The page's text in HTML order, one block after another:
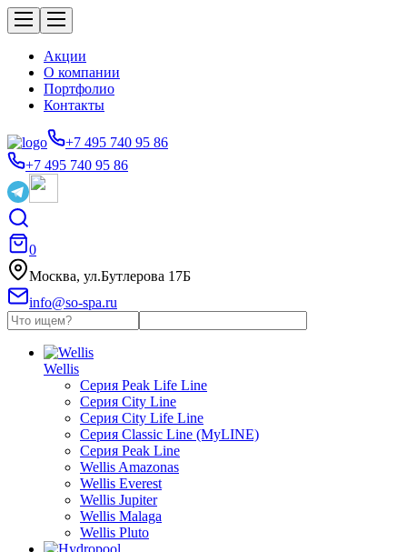
Акции
О компании
Портфолио
Контакты
+7 495 740 95 86
+7 495 740 95 86
0
Москва, ул.Бутлерова 17Б
info@so-spa.ru
Wellis
Серия Peak Life Line
Серия City Line
Серия City Life Line
Серия Classic Line (MyLINE)
Серия Peak Line
Wellis Amazonas
Wellis Everest
Wellis Jupiter
Wellis Malaga
Wellis Pluto